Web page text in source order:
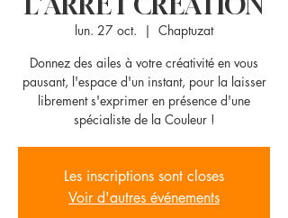
lun. 27 oct.
  |
Chaptuzat
Donnez des ailes à votre créativité en vous
pausant, l'espace d'un instant, pour la laisser
librement s'exprimer en présence d'une
spécialiste de la Couleur !
Les inscriptions sont closes
Voir d'autres événements